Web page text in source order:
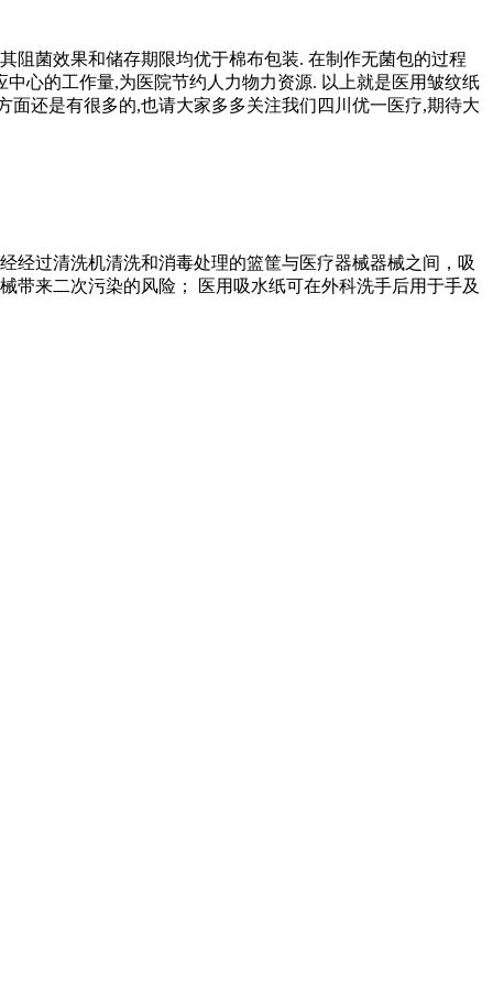
阻菌效果和储存期限均优于棉布包装. 在制作无菌包的过程
心的工作量,为医院节约人力物力资源. 以上就是医用皱纹纸
还是有很多的,也请大家多多关注我们四川优一医疗,期待大
经过清洗机清洗和消毒处理的篮筐与医疗器械器械之间，吸
带来二次污染的风险； 医用吸水纸可在外科洗手后用于手及